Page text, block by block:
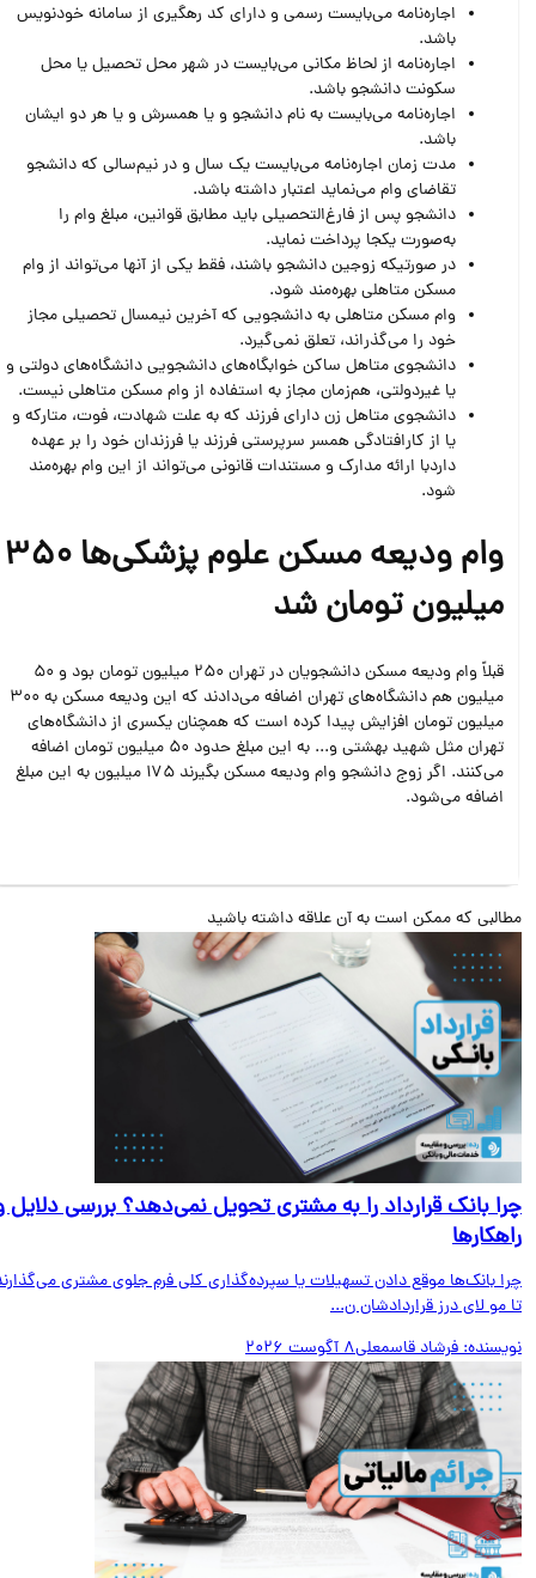
اجاره‌نامه می‌بایست رسمی و دارای کد رهگیری از سامانه خودنویس
باشد.
اجاره‌نامه از لحاظ مکانی می‌بایست در شهر محل تحصیل یا محل
سکونت دانشجو باشد.
اجاره‌نامه می‌بایست به نام دانشجو و یا همسرش و یا هر دو ایشان
باشد.
مدت زمان اجاره‌نامه می‌بایست یک سال و در نیم‌سالی که دانشجو
تقاضای وام می‌نماید اعتبار داشته باشد.
دانشجو پس از فارغ‌التحصیلی باید مطابق قوانین، مبلغ وام را
به‌صورت یکجا پرداخت نماید.
در صورتیکه زوجین دانشجو باشند، فقط یکی از آنها می‌تواند از وام
مسکن متاهلی بهره‌مند شود.
وام مسکن متاهلی به دانشجویی که آخرین نیمسال تحصیلی مجاز
خود را می‌گذراند،‌ تعلق نمی‌گیرد.
دانشجوی متاهل ساکن خوابگاه‌های دانشجویی دانشگاه‌های دولتی و
یا غیردولتی،‌ هم‌زمان مجاز به استفاده از وام مسکن متاهلی نیست.
دانشجوی متاهل زن دارای فرزند که به علت شهادت، فوت، متارکه و
یا از کارافتادگی همسر سرپرستی فرزند یا فرزندان خود را بر عهده
داردبا ارائه مدارک و مستندات قانونی می‌تواند از این وام بهره‌مند
شود.
وام ودیعه مسکن علوم پزشکی‌ها 350
میلیون تومان شد
قبلاً وام ودیعه مسکن دانشجویان در تهران 250 میلیون تومان بود و 50
میلیون هم دانشگاه‌های تهران اضافه می‌دادند که این ودیعه مسکن به 300
میلیون تومان افزایش پیدا کرده است که همچنان یکسری از دانشگاه‌های
تهران مثل شهید بهشتی و... به این مبلغ حدود 50 میلیون تومان اضافه
می‌کنند. اگر زوج دانشجو وام ودیعه‌ مسکن بگیرند 175 میلیون به این مبلغ
اضافه می‌شود.
که ممکن است به آن علاقه داشته باشید
بانک قرارداد را به مشتری تحویل نمی‌دهد؟ بررسی دلایل و
بانک‌ها موقع دادن تسهیلات یا سپرده‌گذاری کلی فرم جلوی مشتری می‌گذارند
مو لای درز قراردادشان ن...
فرشاد قاسمعلی8 آگوست 2026